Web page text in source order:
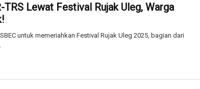
Lewat Festival Rujak Uleg, Warga
untuk memeriahkan Festival Rujak Uleg 2025, bagian dari